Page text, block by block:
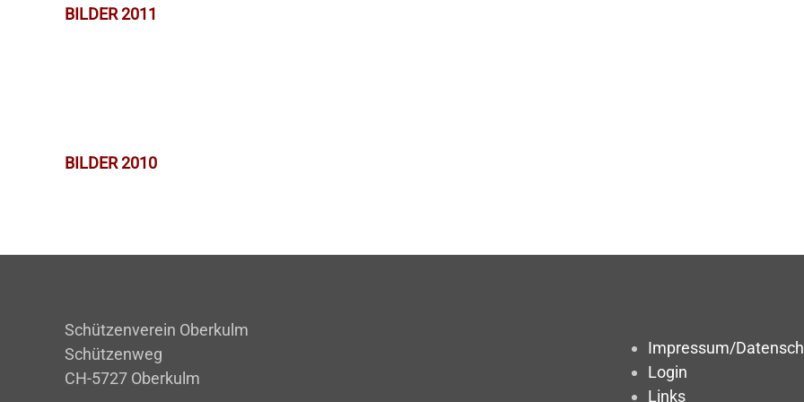
BILDER 2011
BILDER 2010
Schützenverein Oberkulm
Schützenweg
CH-5727 Oberkulm
Impressum/
Login
Links